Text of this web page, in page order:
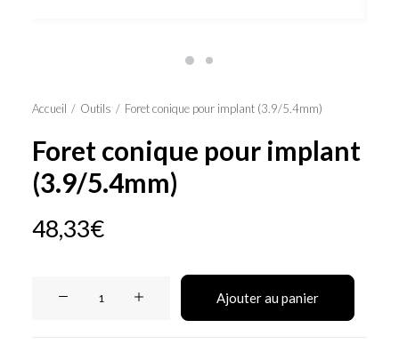
Accueil Outils Foret conique pour implant (3.9/5.4mm)
Foret conique pour implant
(3.9/5.4mm)
48,33€
Ajouter au panier